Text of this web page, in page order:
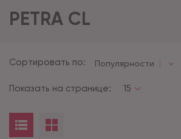
PETRA CL
Сортировать по: Популярности
Показать на странице: 15